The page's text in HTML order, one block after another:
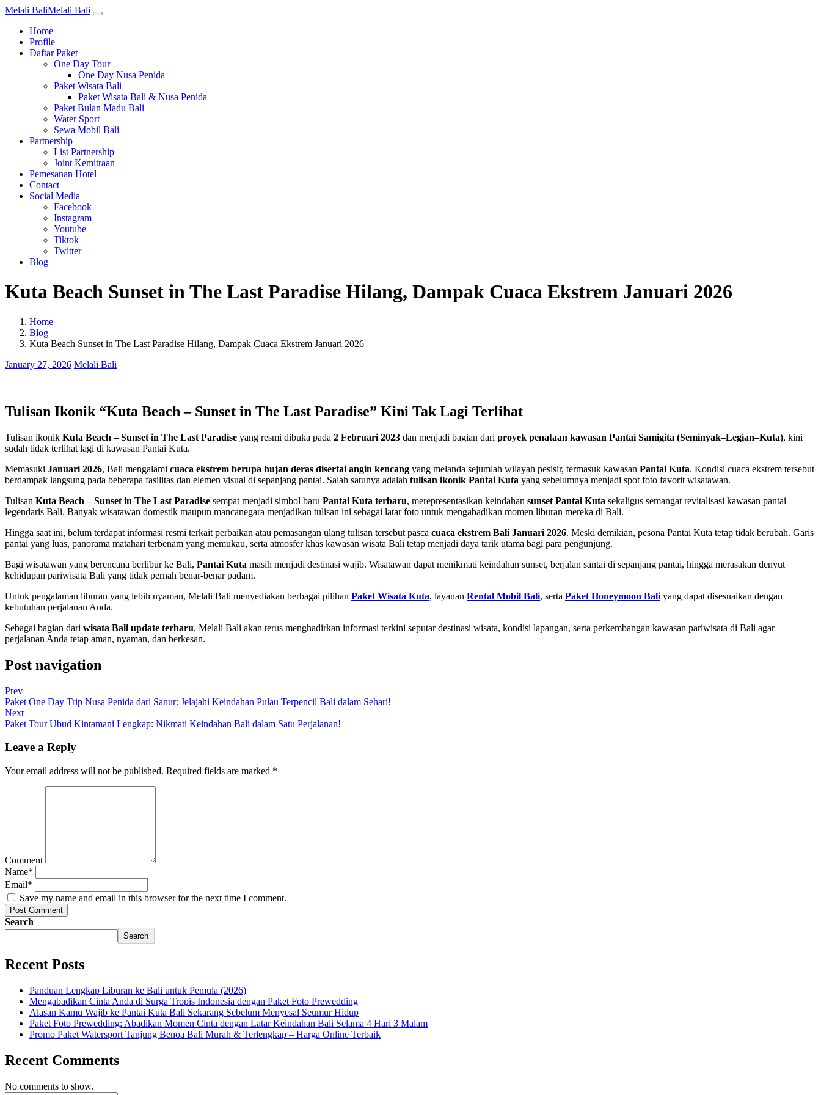
Melali BaliMelali Bali
Home
Profile
Daftar Paket
One Day Tour
One Day Nusa Penida
Paket Wisata Bali
Paket Wisata Bali & Nusa Penida
Paket Bulan Madu Bali
Water Sport
Sewa Mobil Bali
Partnership
List Partnership
Joint Kemitraan
Pemesanan Hotel
Contact
Social Media
Facebook
Instagram
Youtube
Tiktok
Twitter
Blog
Kuta Beach Sunset in The Last Paradise Hilang, Dampak Cuaca Ekstrem Januari 2026
Home
Blog
Kuta Beach Sunset in The Last Paradise Hilang, Dampak Cuaca Ekstrem Januari 2026
January 27, 2026 Melali Bali
Tulisan Ikonik “Kuta Beach – Sunset in The Last Paradise” Kini Tak Lagi Terlihat
Tulisan ikonik Kuta Beach – Sunset in The Last Paradise yang resmi dibuka pada 2 Februari 2023 dan menjadi bagian dari proyek penataan kawasan Pantai Samigita (Seminyak–Legian–Kuta), kini
sudah tidak terlihat lagi di kawasan Pantai Kuta.
Memasuki Januari 2026, Bali mengalami cuaca ekstrem berupa hujan deras disertai angin kencang yang melanda sejumlah wilayah pesisir, termasuk kawasan Pantai Kuta. Kondisi cuaca ekstrem tersebut
berdampak langsung pada beberapa fasilitas dan elemen visual di sepanjang pantai. Salah satunya adalah tulisan ikonik Pantai Kuta yang sebelumnya menjadi spot foto favorit wisatawan.
Tulisan Kuta Beach – Sunset in The Last Paradise sempat menjadi simbol baru Pantai Kuta terbaru, merepresentasikan keindahan sunset Pantai Kuta sekaligus semangat revitalisasi kawasan pantai
legendaris Bali. Banyak wisatawan domestik maupun mancanegara menjadikan tulisan ini sebagai latar foto untuk mengabadikan momen liburan mereka di Bali.
Hingga saat ini, belum terdapat informasi resmi terkait perbaikan atau pemasangan ulang tulisan tersebut pasca cuaca ekstrem Bali Januari 2026. Meski demikian, pesona Pantai Kuta tetap tidak berubah. Garis
pantai yang luas, panorama matahari terbenam yang memukau, serta atmosfer khas kawasan wisata Bali tetap menjadi daya tarik utama bagi para pengunjung.
Bagi wisatawan yang berencana berlibur ke Bali, Pantai Kuta masih menjadi destinasi wajib. Wisatawan dapat menikmati keindahan sunset, berjalan santai di sepanjang pantai, hingga merasakan denyut
kehidupan pariwisata Bali yang tidak pernah benar-benar padam.
Untuk pengalaman liburan yang lebih nyaman, Melali Bali menyediakan berbagai pilihan Paket Wisata Kuta, layanan Rental Mobil Bali, serta Paket Honeymoon Bali yang dapat disesuaikan dengan
kebutuhan perjalanan Anda.
Sebagai bagian dari wisata Bali update terbaru, Melali Bali akan terus menghadirkan informasi terkini seputar destinasi wisata, kondisi lapangan, serta perkembangan kawasan pariwisata di Bali agar
perjalanan Anda tetap aman, nyaman, dan berkesan.
Post navigation
Prev
Paket One Day Trip Nusa Penida dari Sanur: Jelajahi Keindahan Pulau Terpencil Bali dalam Sehari!
Next
Paket Tour Ubud Kintamani Lengkap: Nikmati Keindahan Bali dalam Satu Perjalanan!
Leave a Reply
Your email address will not be published. Required fields are marked *
Comment
Name*
Email*
Save my name and email in this browser for the next time I comment.
Post Comment
Search
Search
Recent Posts
Panduan Lengkap Liburan ke Bali untuk Pemula (2026)
Mengabadikan Cinta Anda di Surga Tropis Indonesia dengan Paket Foto Prewedding
Alasan Kamu Wajib ke Pantai Kuta Bali Sekarang Sebelum Menyesal Seumur Hidup
Paket Foto Prewedding: Abadikan Momen Cinta dengan Latar Keindahan Bali Selama 4 Hari 3 Malam
Promo Paket Watersport Tanjung Benoa Bali Murah & Terlengkap – Harga Online Terbaik
Recent Comments
No comments to show.